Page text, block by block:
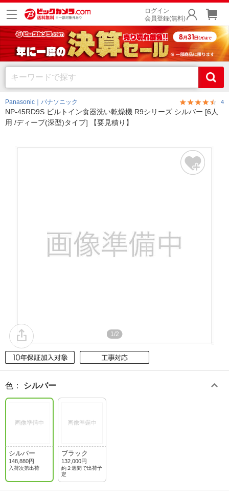
ログイン
会員登録(無料)
Panasonic｜パナソニック 4
NP-45RD9S ビルトイン食器洗い乾燥機 R9シリーズ シルバー [6人
用 /ディープ(深型)タイプ] 【要見積り】
1/2
色 ： シルバー
シルバー
148,880円
入荷次第出荷
ブラック
132,000円
約２週間で出荷予
定